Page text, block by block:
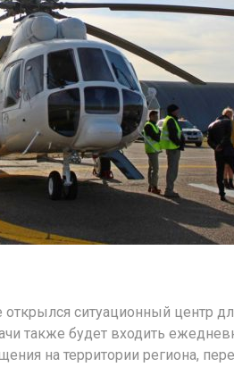
ситуационный центр
также будет входить
на территории региона,